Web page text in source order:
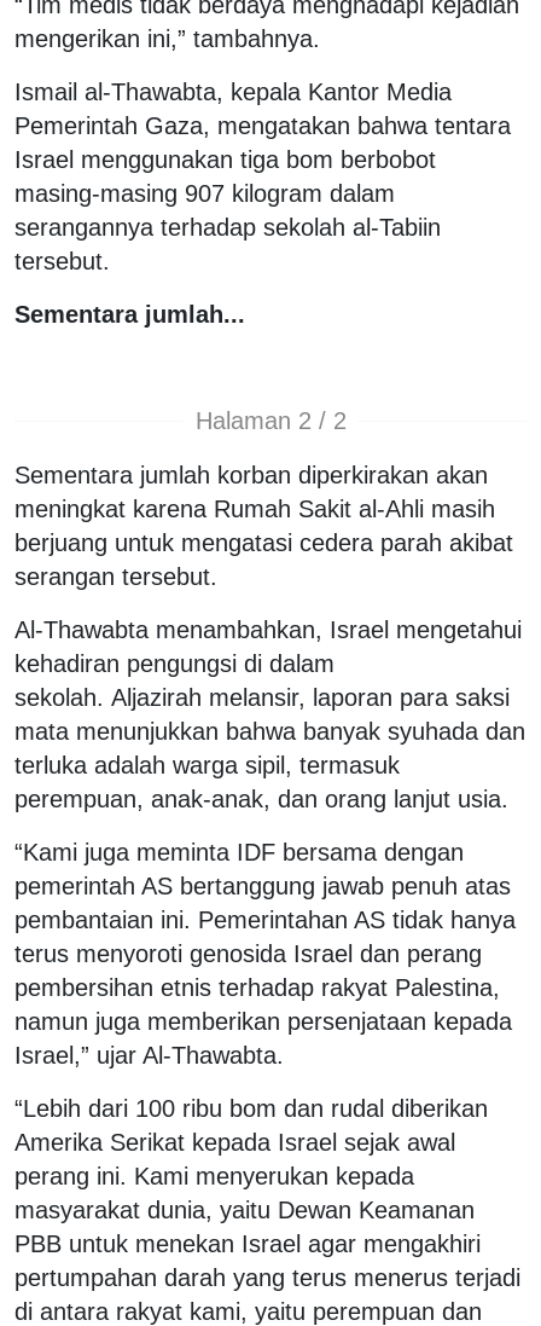
mengerikan ini,” tambahnya.
Ismail al-Thawabta, kepala Kantor Media
Pemerintah Gaza, mengatakan bahwa tentara
Israel menggunakan tiga bom berbobot
masing-masing 907 kilogram dalam
serangannya terhadap sekolah al-Tabiin
tersebut.
Sementara jumlah...
Halaman 2 / 2
Sementara jumlah korban diperkirakan akan
meningkat karena Rumah Sakit al-Ahli masih
berjuang untuk mengatasi cedera parah akibat
serangan tersebut.
Al-Thawabta menambahkan, Israel mengetahui
kehadiran pengungsi di dalam
sekolah. Aljazirah melansir, laporan para saksi
mata menunjukkan bahwa banyak syuhada dan
terluka adalah warga sipil, termasuk
perempuan, anak-anak, dan orang lanjut usia.
“Kami juga meminta IDF bersama dengan
pemerintah AS bertanggung jawab penuh atas
pembantaian ini. Pemerintahan AS tidak hanya
terus menyoroti genosida Israel dan perang
pembersihan etnis terhadap rakyat Palestina,
namun juga memberikan persenjataan kepada
Israel,” ujar Al-Thawabta.
“Lebih dari 100 ribu bom dan rudal diberikan
Amerika Serikat kepada Israel sejak awal
perang ini. Kami menyerukan kepada
masyarakat dunia, yaitu Dewan Keamanan
PBB untuk menekan Israel agar mengakhiri
pertumpahan darah yang terus menerus terjadi
di antara rakyat kami, yaitu perempuan dan